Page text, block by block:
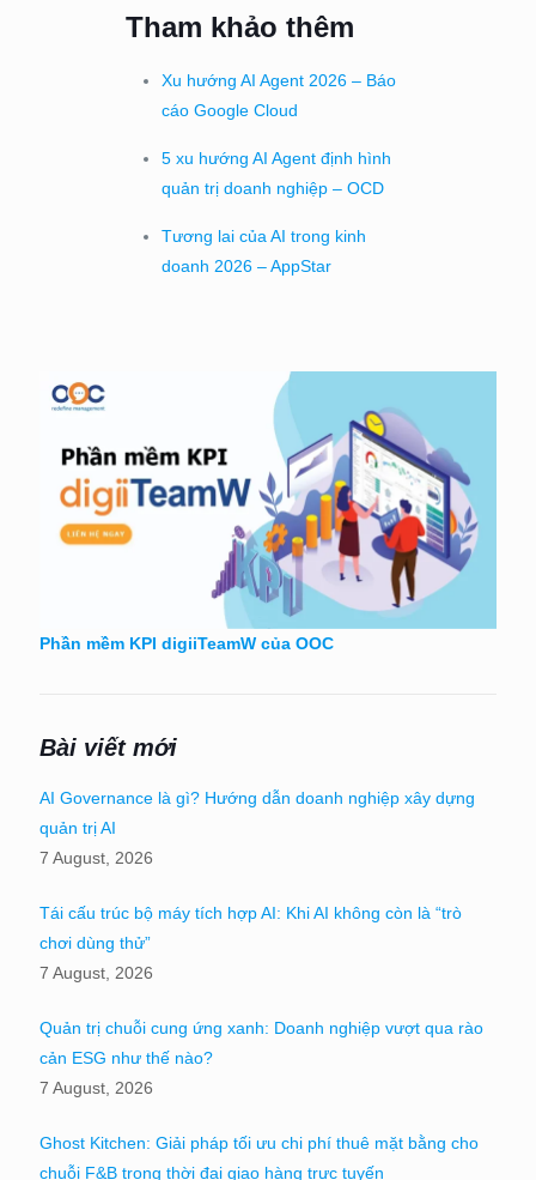
Tham khảo thêm
Xu hướng AI Agent 2026 – Báo
cáo Google Cloud
5 xu hướng AI Agent định hình
quản trị doanh nghiệp – OCD
Tương lai của AI trong kinh
doanh 2026 – AppStar
Phần mềm KPI digiiTeamW của OOC
Bài viết mới
AI Governance là gì? Hướng dẫn doanh nghiệp xây dựng
quản trị AI
7 August, 2026
Tái cấu trúc bộ máy tích hợp AI: Khi AI không còn là “trò
chơi dùng thử”
7 August, 2026
Quản trị chuỗi cung ứng xanh: Doanh nghiệp vượt qua rào
cản ESG như thế nào?
7 August, 2026
Ghost Kitchen: Giải pháp tối ưu chi phí thuê mặt bằng cho
chuỗi F&B trong thời đại giao hàng trực tuyến